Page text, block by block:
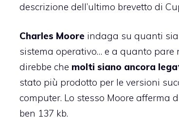
descrizione dell’ultimo brevetto di
Charles Moore indaga su quanti
sistema operativo… e a quanto pare
direbbe che molti siano ancora
stato più prodotto per le versioni
computer. Lo stesso Moore
ben 137 kb.